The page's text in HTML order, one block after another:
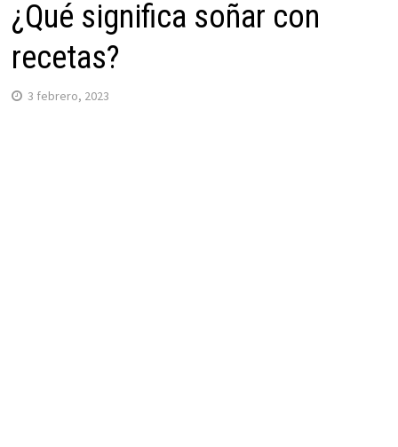
¿Qué significa soñar con
recetas?
3 febrero, 2023